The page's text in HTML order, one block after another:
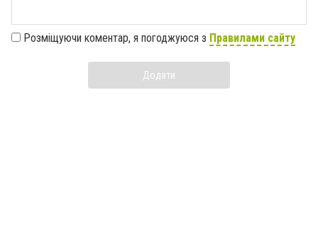
Розміщуючи коментар, я погоджуюся з Правилами сайту
Додати